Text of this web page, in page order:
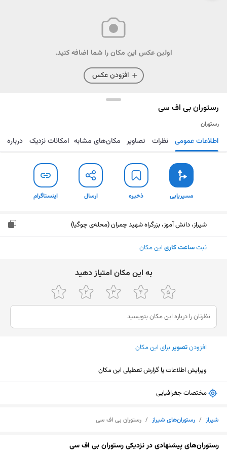
اولین عکس این مکان را شما اضافه کنید.
افزودن عکس
رستوران بی اف سی
رستوران
مسیریابی ذخیره ارسال اینستاگرام اطلاعات عمومی نظرات تصاویر مکان‌های مشابه امکانات نزدیک درباره
مسیریابی ذخیره ارسال اینستاگرام
شیراز، دانش آموز، بزرگراه شهید چمران (محله‌ی چوگیا)
ثبتساعت کاری این مکان
ﺑﻪ اﯾﻦ ﻣﮑﺎن اﻣﺘﯿﺎز دﻫﯿﺪ
افزودنتصویربرای این مکان
ویرایش اطلاعات یا گزارش تعطیلی این مکان
مختصات جغرافیایی
شیراز / رستوران‌های شیراز / رستوران بی اف سی
رستوران‌های پیشنهادی در نزدیکی رستوران بی اف سی